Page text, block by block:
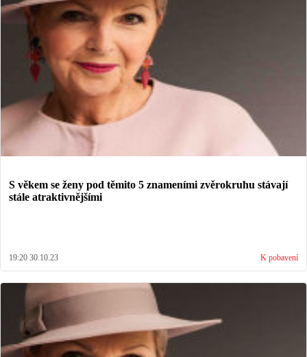
S věkem se ženy pod těmito 5 znameními zvěrokruhu stávají
stále atraktivnějšími
19:20 30.10.23 K pobavení